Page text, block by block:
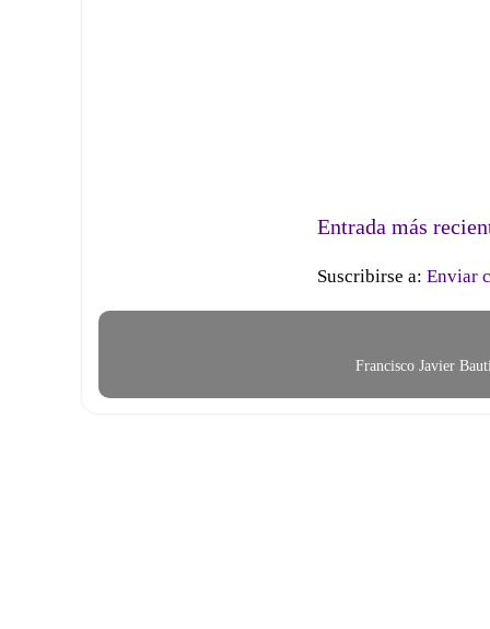
Entrada más
Suscribirse a: Enviar
Francisco Javier